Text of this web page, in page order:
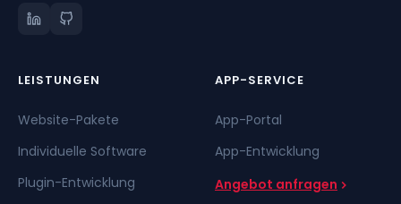
LEISTUNGEN
Website-Pakete
Individuelle Software
Plugin-Entwicklung
APP-SERVICE
App-Portal
App-Entwicklung
Angebot anfragen